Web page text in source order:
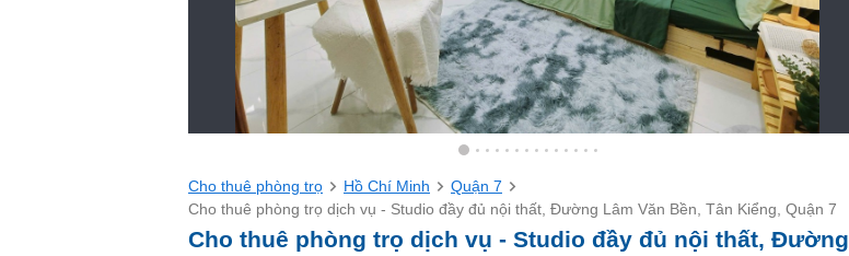
Cho thuê phòng trọ Hồ Chí Minh
Quận 7
Cho thuê phòng trọ dịch vụ - Studio đầy đủ nội thất, Đường Lâm Văn Bền, Tân Kiểng, Quận 7
Cho thuê phòng trọ dịch vụ - Studio đầy đủ nội thất, Đường